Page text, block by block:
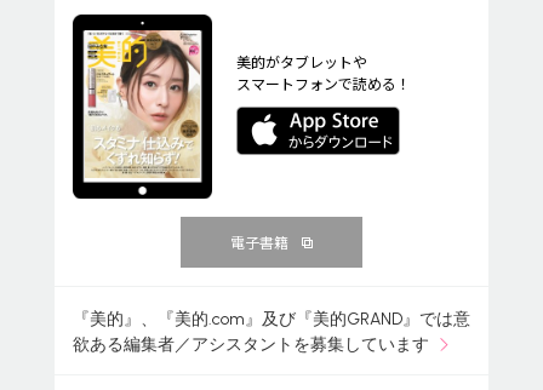
美的がタブレットや
スマートフォンで読める！
電子書籍
『美的』、『美的.com』及び『美的GRAND』では意
欲ある編集者／アシスタントを募集しています